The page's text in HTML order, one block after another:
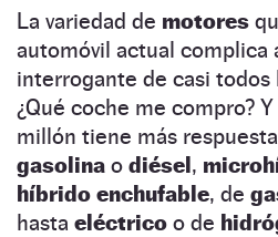
La variedad de motores
automóvil actual complica
interrogante de casi todos
¿Qué coche me compro?
millón tiene más
gasolina o diésel,
híbrido enchufable, de
hasta eléctrico o de